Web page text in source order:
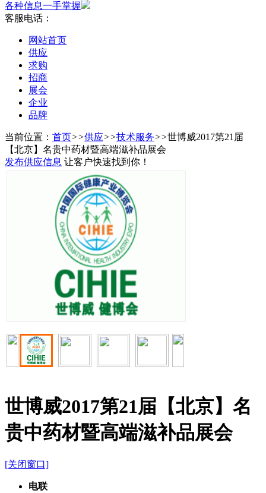
各种信息一手掌握
客服电话：
网站首页
供应
求购
招商
展会
企业
品牌
当前位置： 首页>>供应>>技术服务>>世博威2017第21届
【北京】名贵中药材暨高端滋补品展会
发布供应信息 让客户快速找到你！
世博威2017第21届【北京】名
贵中药材暨高端滋补品展会
[关闭窗口]
电联